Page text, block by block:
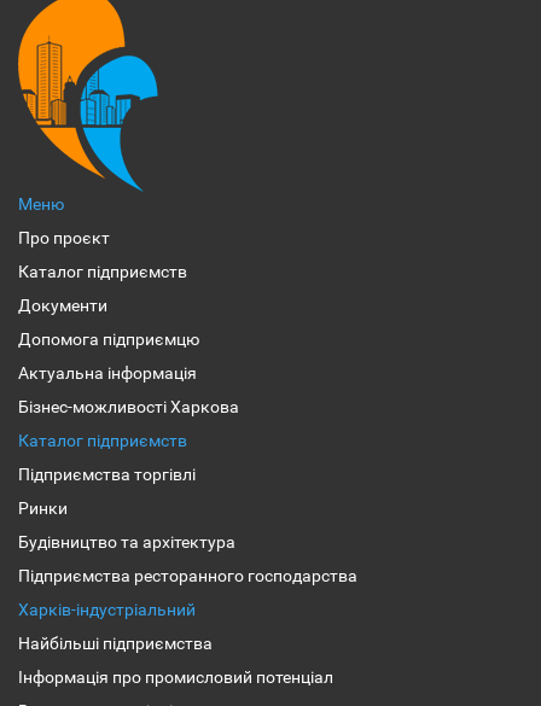
Меню
Про проєкт
Каталог підприємств
Документи
Допомога підприємцю
Актуальна інформація
Бізнес-можливості Харкова
Каталог підприємств
Підприємства торгівлі
Ринки
Будівництво та архітектура
Підприємства ресторанного господарства
Харків-індустріальний
Найбільші підприємства
Інформація про промисловий потенціал